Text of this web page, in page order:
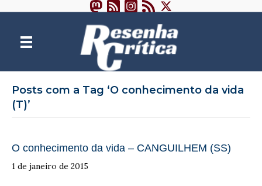
Posts com a Tag ‘O conhecimento da vida
(T)’
O conhecimento da vida – CANGUILHEM (SS)
1 de janeiro de 2015